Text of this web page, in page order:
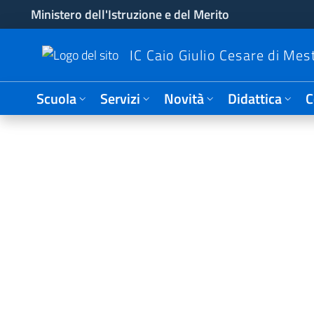
Ministero dell'Istruzione e del Merito
IC Caio Giulio Cesare di
Scuola Servizi Novità Didattica